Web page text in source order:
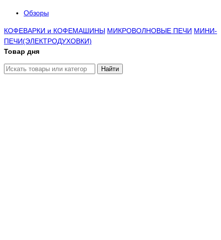
Обзоры
КОФЕВАРКИ и КОФЕМАШИНЫ МИКРОВОЛНОВЫЕ ПЕЧИ МИНИ-
ПЕЧИ(ЭЛЕКТРОДУХОВКИ)
Товар дня
Найти